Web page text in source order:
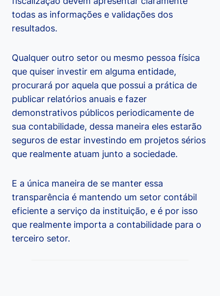
todas as informações e validações dos
resultados.
Qualquer outro setor ou mesmo pessoa física
que quiser investir em alguma entidade,
procurará por aquela que possui a prática de
publicar relatórios anuais e fazer
demonstrativos públicos periodicamente de
sua contabilidade, dessa maneira eles estarão
seguros de estar investindo em projetos sérios
que realmente atuam junto a sociedade.
E a única maneira de se manter essa
transparência é mantendo um setor contábil
eficiente a serviço da instituição, e é por isso
que realmente importa a contabilidade para o
terceiro setor.